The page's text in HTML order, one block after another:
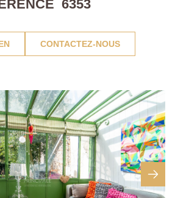
6353
CONTACTEZ-NOUS